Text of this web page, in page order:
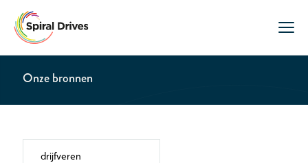
Onze bronnen
drijfveren